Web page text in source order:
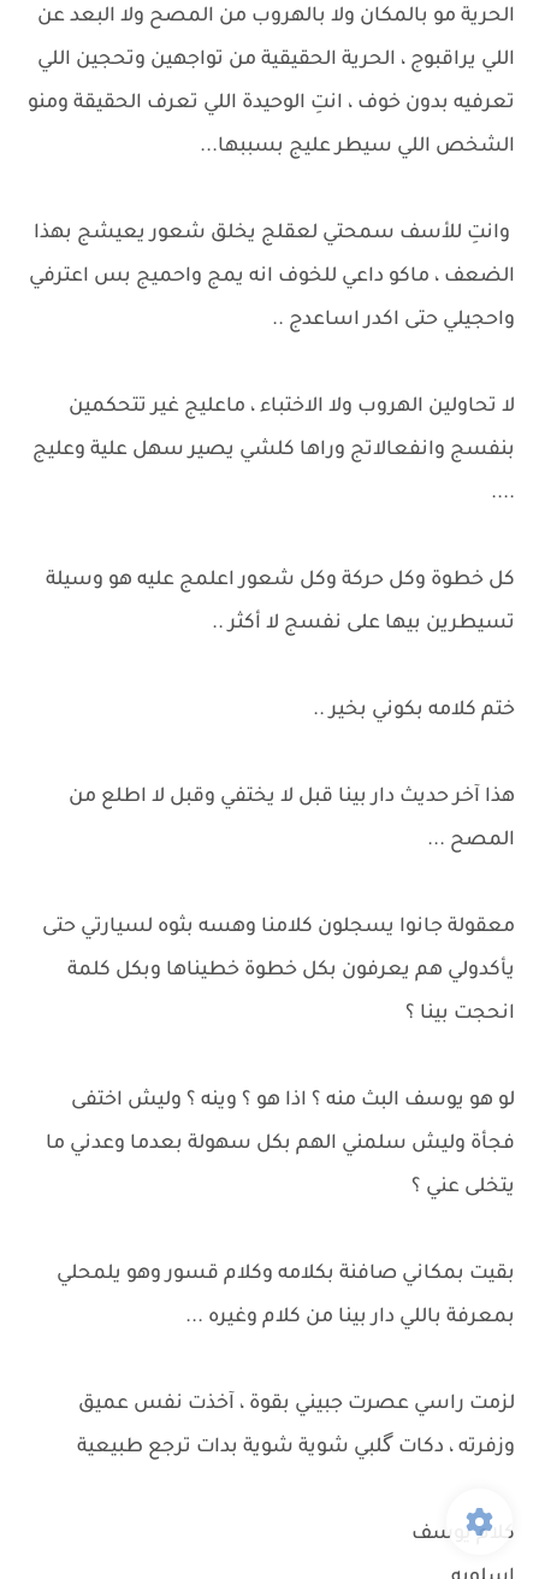
الحرية مو بالمكان ولا بالهروب من المصح ولا البعد عن
اللي يراقبوج ، الحرية الحقيقية من تواجهين وتحجين اللي
تعرفيه بدون خوف ، انتِ الوحيدة اللي تعرف الحقيقة ومنو
الشخص اللي سيطر عليج بسببها...
وانتِ للأسف سمحتي لعقلج يخلق شعور يعيشج بهذا
الضعف ، ماكو داعي للخوف انه يمج واحميج بس اعترفي
واحجيلي حتى اكدر اساعدج ..
لا تحاولين الهروب ولا الاختباء ، ماعليج غير تتحكمين
بنفسج وانفعالاتج وراها كلشي يصير سهل علية وعليج
....
كل خطوة وكل حركة وكل شعور اعلمج عليه هو وسيلة
تسيطرين بيها على نفسج لا أكثر ..
ختم كلامه بكوني بخير ..
هذا آخر حديث دار بينا قبل لا يختفي وقبل لا اطلع من
المصح ...
معقولة جانوا يسجلون كلامنا وهسه بثوه لسيارتي حتى
يأكدولي هم يعرفون بكل خطوة خطيناها وبكل كلمة
انحجت بينا ؟
لو هو يوسف البث منه ؟ اذا هو ؟ وينه ؟ وليش اختفى
فجأة وليش سلمني الهم بكل سهولة بعدما وعدني ما
يتخلى عني ؟
بقيت بمكاني صافنة بكلامه وكلام قسور وهو يلمحلي
بمعرفة باللي دار بينا من كلام وغيره ...
لزمت راسي عصرت جبيني بقوة ، آخذت نفس عميق
وزفرته ، دكات گلبي شوية شوية بدات ترجع طبيعية
كلام يوسف